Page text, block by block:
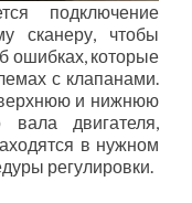
подключение
сканеру, чтобы
ошибках, которые
с клапанами.
и нижнюю
вала двигателя,
в нужном
регулировки.